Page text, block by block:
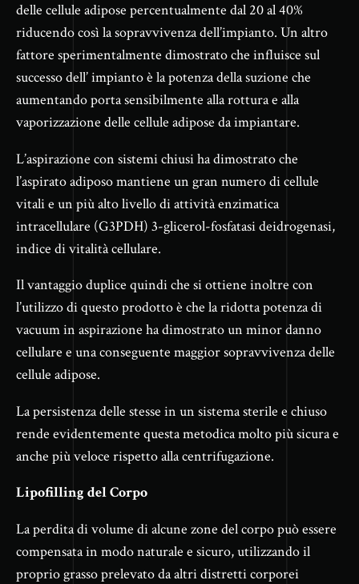
delle cellule adipose percentualmente dal 20 al 40%
riducendo così la sopravvivenza dell’impianto. Un altro
fattore sperimentalmente dimostrato che influisce sul
successo dell’ impianto è la potenza della suzione che
aumentando porta sensibilmente alla rottura e alla
vaporizzazione delle cellule adipose da impiantare.
L’aspirazione con sistemi chiusi ha dimostrato che
l’aspirato adiposo mantiene un gran numero di cellule
vitali e un più alto livello di attività enzimatica
intracellulare (G3PDH) 3-glicerol-fosfatasi deidrogenasi,
indice di vitalità cellulare.
Il vantaggio duplice quindi che si ottiene inoltre con
l’utilizzo di questo prodotto è che la ridotta potenza di
vacuum in aspirazione ha dimostrato un minor danno
cellulare e una conseguente maggior sopravvivenza delle
cellule adipose.
La persistenza delle stesse in un sistema sterile e chiuso
rende evidentemente questa metodica molto più sicura e
anche più veloce rispetto alla centrifugazione.
Lipofilling del Corpo
La perdita di volume di alcune zone del corpo può essere
compensata in modo naturale e sicuro, utilizzando il
proprio grasso prelevato da altri distretti corporei